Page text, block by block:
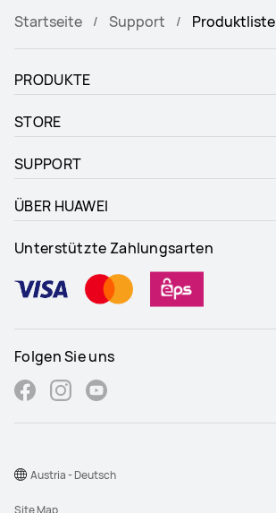
Startseite Support Produktliste
PRODUKTE
STORE
SUPPORT
ÜBER HUAWEI
Unterstützte Zahlungsarten
Folgen Sie uns
Site Map
Austria - Deutsch